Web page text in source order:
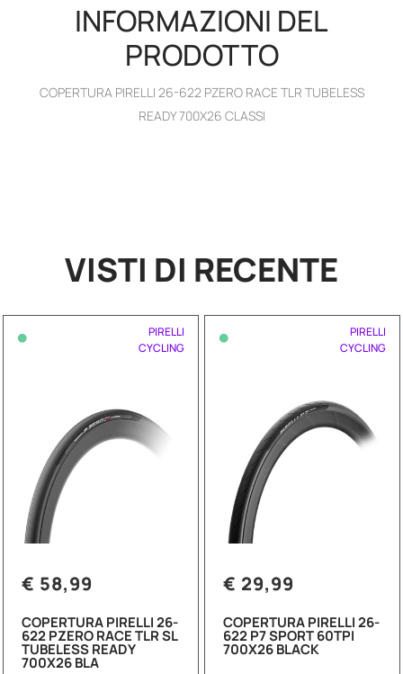
INFORMAZIONI DEL
PRODOTTO
COPERTURA PIRELLI 26-622 PZERO RACE TLR TUBELESS
READY 700X26 CLASSI
VISTI DI RECENTE
•
PIRELLI
CYCLING
€ 58,99
COPERTURA PIRELLI 26-
622 PZERO RACE TLR SL
TUBELESS READY
700X26 BLA
•
PIRELLI
CYCLING
€ 29,99
COPERTURA PIRELLI 26-
622 P7 SPORT 60TPI
700X26 BLACK